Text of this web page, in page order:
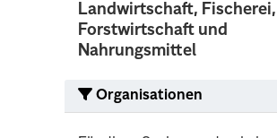
Landwirtschaft, Fischerei,
Forstwirtschaft und
Nahrungsmittel
Organisationen